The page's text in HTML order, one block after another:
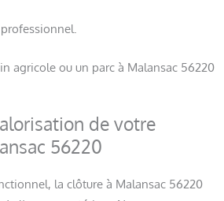
agricole ou un parc à Malansac 56220
de votre
56220
la clôture à Malansac 56220